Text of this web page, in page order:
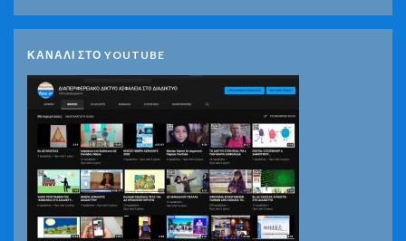
ΚΑΝΑΛΙ ΣΤΟ YOUTUBE